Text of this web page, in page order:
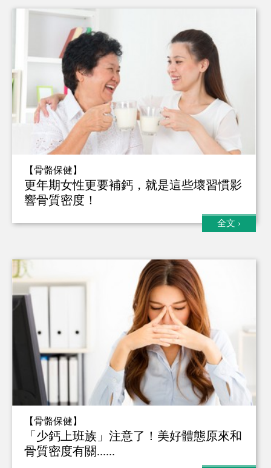
【骨骼保健】
更年期女性更要補鈣，就是這些壞習慣影
響骨質密度！
全文 ›
【骨骼保健】
「少鈣上班族」注意了！美好體態原來和
骨質密度有關......